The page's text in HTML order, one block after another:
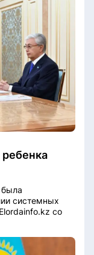
системных
со